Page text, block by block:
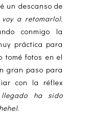
un descanso de
a retomarlo).
conmigo la
práctica para
tomé fotos en el
gran paso para
con la réflex
ha sido